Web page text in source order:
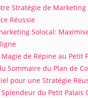
Stratégie de
Réussie
Solocal:
de Répine au Petit
Sommaire du Plan de
pour une Stratégie
Splendeur du Petit Palais